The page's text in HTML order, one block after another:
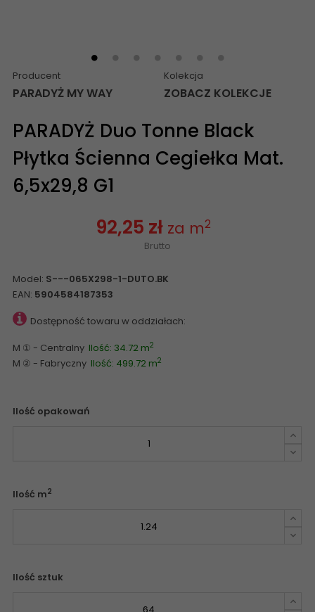
Producent
PARADYŻ MY WAY
Kolekcja
ZOBACZ KOLEKCJE
PARADYŻ Duo Tonne Black
Płytka Ścienna Cegiełka Mat.
6,5x29,8 G1
92,25 zł za m2
Brutto
Model: S---065X298-1-DUTO.BK
EAN: 5904584187353
Dostępność towaru w oddziałach:
M ① - Centralny Ilość: 34.72 m2
M ② - Fabryczny Ilość: 499.72 m2
Ilość opakowań
Ilość m2
Ilość sztuk